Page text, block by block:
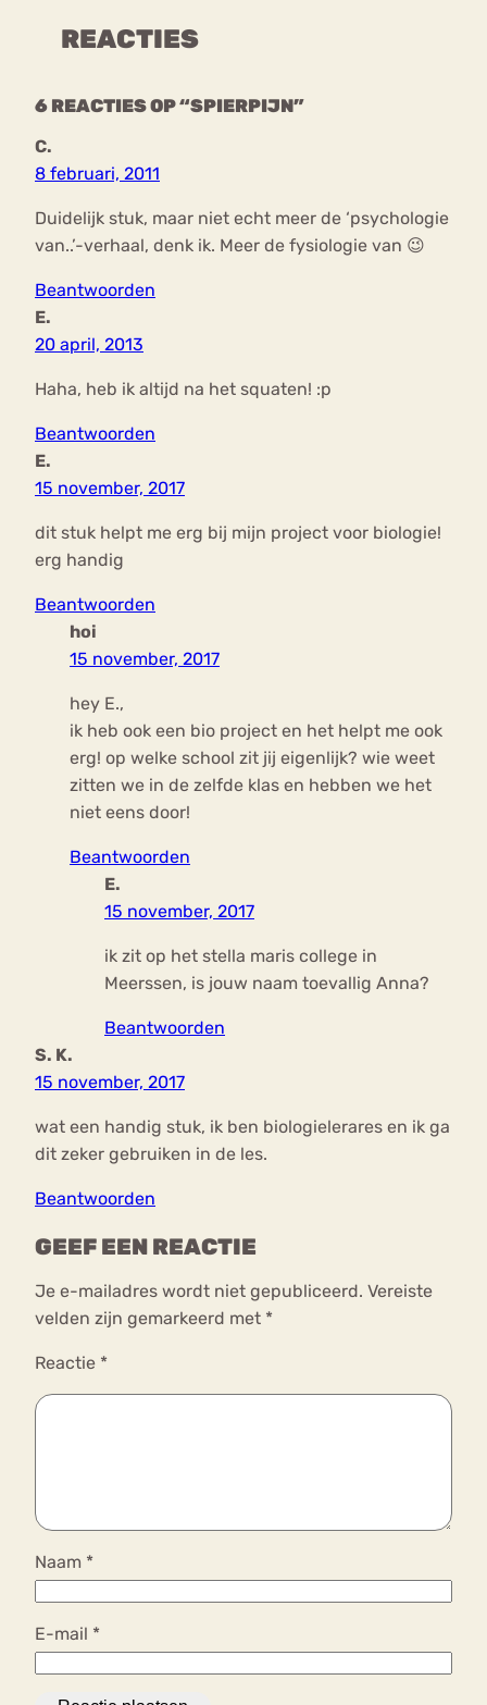
REACTIES
6 REACTIES OP “SPIERPIJN”
C.
8 februari, 2011
Duidelijk stuk, maar niet echt meer de ‘psychologie
van..’-verhaal, denk ik. Meer de fysiologie van 😉
Beantwoorden
E.
20 april, 2013
Haha, heb ik altijd na het squaten! :p
Beantwoorden
E.
15 november, 2017
dit stuk helpt me erg bij mijn project voor biologie!
erg handig
Beantwoorden
hoi
15 november, 2017
hey E.,
ik heb ook een bio project en het helpt me ook
erg! op welke school zit jij eigenlijk? wie weet
zitten we in de zelfde klas en hebben we het
niet eens door!
Beantwoorden
E.
15 november, 2017
ik zit op het stella maris college in
Meerssen, is jouw naam toevallig Anna?
Beantwoorden
S. K.
15 november, 2017
wat een handig stuk, ik ben biologielerares en ik ga
dit zeker gebruiken in de les.
Beantwoorden
GEEF EEN REACTIE
Je e-mailadres wordt niet gepubliceerd. Vereiste
velden zijn gemarkeerd met *
Reactie *
Naam *
E-mail *